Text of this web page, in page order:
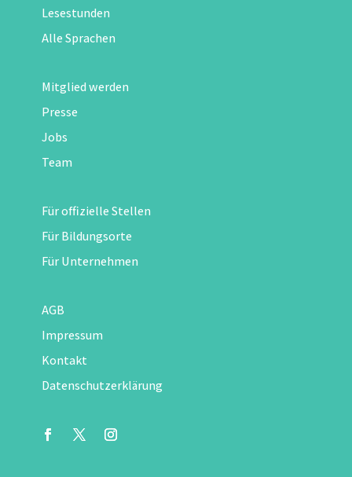
Lesestunden
Alle Sprachen
Mitglied werden
Presse
Jobs
Team
Für offizielle Stellen
Für Bildungsorte
Für Unternehmen
AGB
Impressum
Kontakt
Datenschutzerklärung